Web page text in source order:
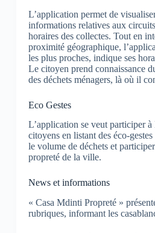
L’application permet de
informations relatives aux
horaires des collectes. Tout en
proximité géographique,
les plus proches, indique ses
Le citoyen prend connaissance
des déchets ménagers, là où il
Eco Gestes
L’application se veut participer
citoyens en listant des éco-
le volume de déchets et
propreté de la ville.
News et informations
« Casa Mdinti Propreté »
rubriques, informant les